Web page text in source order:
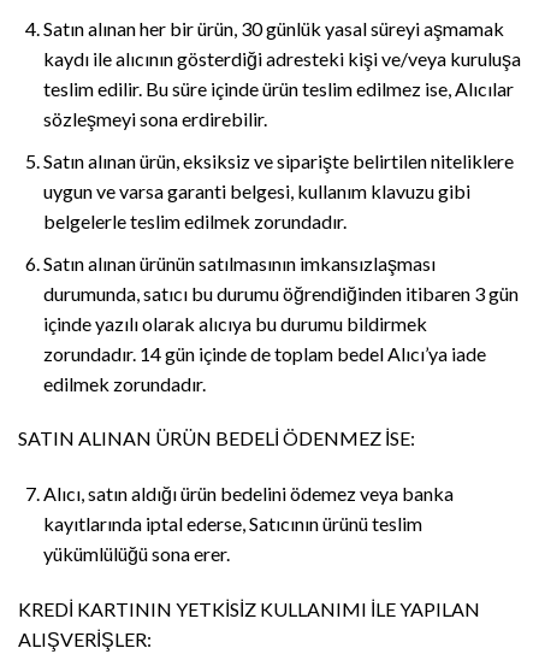
Satın alınan her bir ürün, 30 günlük yasal süreyi aşmamak
kaydı ile alıcının gösterdiği adresteki kişi ve/veya kuruluşa
teslim edilir. Bu süre içinde ürün teslim edilmez ise, Alıcılar
sözleşmeyi sona erdirebilir.
Satın alınan ürün, eksiksiz ve siparişte belirtilen niteliklere
uygun ve varsa garanti belgesi, kullanım klavuzu gibi
belgelerle teslim edilmek zorundadır.
Satın alınan ürünün satılmasının imkansızlaşması
durumunda, satıcı bu durumu öğrendiğinden itibaren 3 gün
içinde yazılı olarak alıcıya bu durumu bildirmek
zorundadır. 14 gün içinde de toplam bedel Alıcı’ya iade
edilmek zorundadır.
SATIN ALINAN ÜRÜN BEDELİ ÖDENMEZ İSE:
Alıcı, satın aldığı ürün bedelini ödemez veya banka
kayıtlarında iptal ederse, Satıcının ürünü teslim
yükümlülüğü sona erer.
KREDİ KARTININ YETKİSİZ KULLANIMI İLE YAPILAN
ALIŞVERİŞLER: